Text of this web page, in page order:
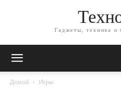
Гаджеты, техника и
Домой Игры